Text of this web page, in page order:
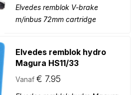
Elvedes remblok V-brake
m/inbus 72mm cartridge
Elvedes remblok hydro
Magura HS11/33
Vanaf € 7.95